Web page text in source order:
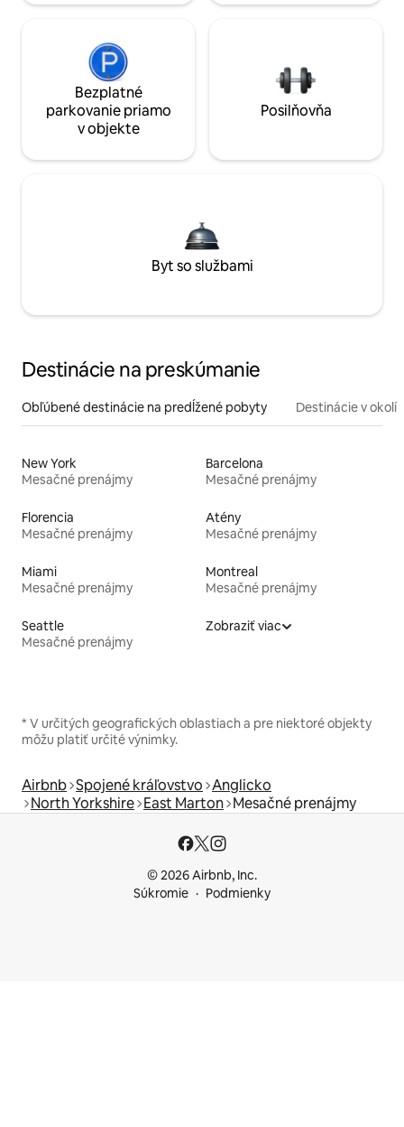
Bezplatné
parkovanie priamo
v objekte
Posilňovňa
Byt so službami
Destinácie na preskúmanie
Obľúbené destinácie na predĺžené pobyty Destinácie v okolí
New York
Mesačné prenájmy
Barcelona
Mesačné prenájmy
Florencia
Mesačné prenájmy
Atény
Mesačné prenájmy
Miami
Mesačné prenájmy
Montreal
Mesačné prenájmy
Seattle
Mesačné prenájmy
Zobraziť viac
* V určitých geografických oblastiach a pre niektoré objekty
môžu platiť určité výnimky.
Airbnb Spojené kráľovstvo Anglicko
North Yorkshire East Marton Mesačné prenájmy
© 2026 Airbnb, Inc.
Súkromie
Podmienky